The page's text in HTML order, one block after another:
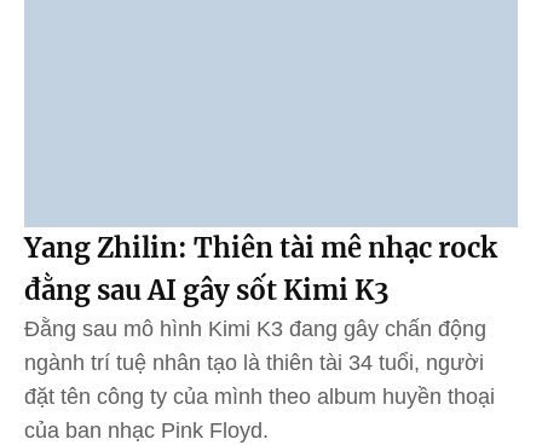
Yang Zhilin: Thiên tài mê nhạc rock
đằng sau AI gây sốt Kimi K3
Đằng sau mô hình Kimi K3 đang gây chấn động
ngành trí tuệ nhân tạo là thiên tài 34 tuổi, người
đặt tên công ty của mình theo album huyền thoại
của ban nhạc Pink Floyd.